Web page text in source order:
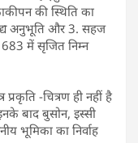
की स्थिति का
अनुभूति और 3. सहज
में सृजित निम्न
-चित्रण ही नहीं है
बाद बुसोन, इस्सी
भूमिका का निर्वाह